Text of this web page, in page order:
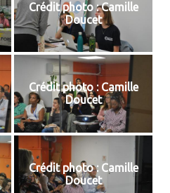
Crédit photo : Camille
Doucet
Crédit photo : Camille
Doucet
Crédit photo : Camille
Doucet